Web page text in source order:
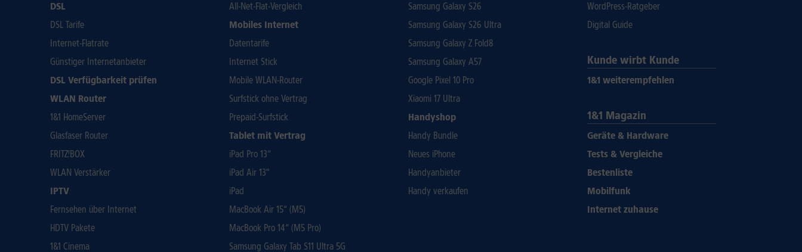
DSL
DSL Tarife
Internet-Flatrate
Günstiger Internetanbieter
DSL Verfügbarkeit prüfen
WLAN Router
1&1 HomeServer
Glasfaser Router
FRITZ!BOX
WLAN Verstärker
IPTV
Fernsehen über Internet
HDTV Pakete
1&1 Cinema
All-Net-Flat-Vergleich
Mobiles Internet
Datentarife
Internet Stick
Mobile WLAN-Router
Surfstick ohne Vertrag
Prepaid-Surfstick
Tablet mit Vertrag
iPad Pro 13“
iPad Air 13"
iPad
MacBook Air 15“ (M5)
MacBook Pro 14“ (M5 Pro)
Samsung Galaxy Tab S11 Ultra 5G
Samsung Galaxy S26
Samsung Galaxy S26 Ultra
Samsung Galaxy Z Fold8
Samsung Galaxy A57
Google Pixel 10 Pro
Xiaomi 17 Ultra
Handyshop
Handy Bundle
Neues iPhone
Handyanbieter
Handy verkaufen
WordPress-Ratgeber
Digital Guide
Kunde wirbt Kunde
1&1 weiterempfehlen
1&1 Magazin
Geräte & Hardware
Tests & Vergleiche
Bestenliste
Mobilfunk
Internet zuhause